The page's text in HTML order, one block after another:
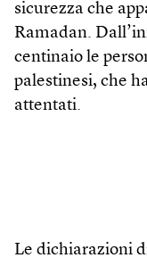
sicurezza che
Ramadan.
centinaio le
palestinesi, che
attentati.
Le dichiarazioni